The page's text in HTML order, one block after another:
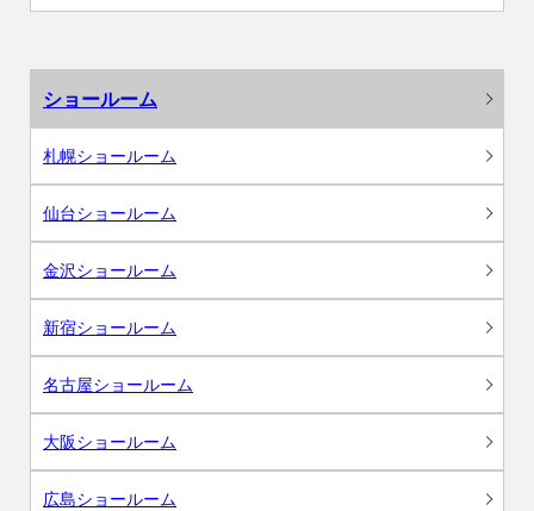
ショールーム
札幌ショールーム
仙台ショールーム
金沢ショールーム
新宿ショールーム
名古屋ショールーム
大阪ショールーム
広島ショールーム